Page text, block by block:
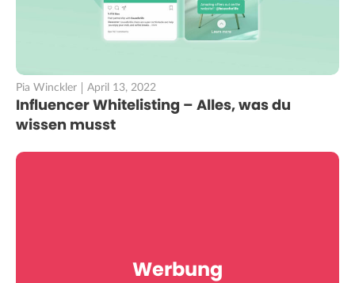
Pia Winckler April 13, 2022
Influencer Whitelisting – Alles, was du
wissen musst
Werbung